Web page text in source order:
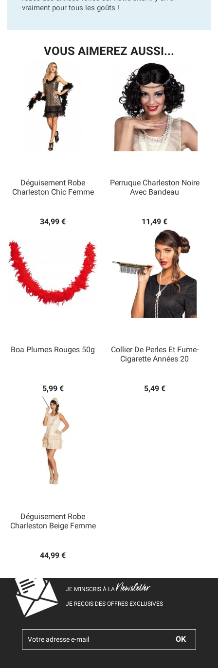
vraiment pour tous les goûts !
VOUS AIMEREZ AUSSI...
Déguisement Robe
Charleston Chic Femme
34,99 €
Perruque Charleston Noire
Avec Bandeau
11,49 €
Boa Plumes Rouges 50g
5,99 €
Collier De Perles Et Fume-
Cigarette Années 20
5,49 €
Déguisement Robe
Charleston Beige Femme
44,99 €
JE M’INSCRIS À LANewsletter
JE REÇOIS DES OFFRES EXCLUSIVES